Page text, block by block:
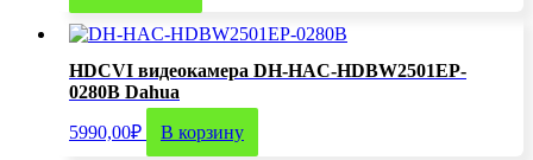
HDCVI видеокамера DH-HAC-HDBW2501EP-
0280B Dahua
5990,00₽ В корзину